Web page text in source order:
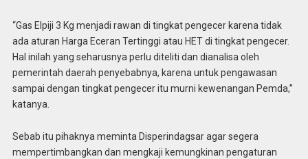
“Gas Elpiji 3 Kg menjadi rawan di tingkat pengecer karena tidak
ada aturan Harga Eceran Tertinggi atau HET di tingkat pengecer.
Hal inilah yang seharusnya perlu diteliti dan dianalisa oleh
pemerintah daerah penyebabnya, karena untuk pengawasan
sampai dengan tingkat pengecer itu murni kewenangan Pemda,”
katanya.
Sebab itu pihaknya meminta Disperindagsar agar segera
mempertimbangkan dan mengkaji kemungkinan pengaturan